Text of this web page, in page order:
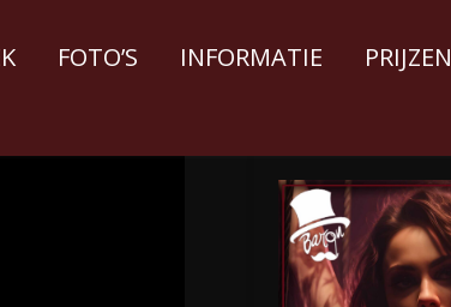
FOTO’S INFORMATIE PRIJZEN